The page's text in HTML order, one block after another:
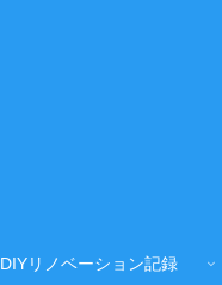
DIYリノベーション記録